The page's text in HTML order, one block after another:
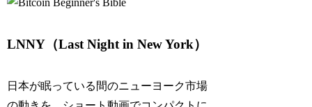
LNNY（Last Night in New York）
日本が眠っている間のニューヨーク市場